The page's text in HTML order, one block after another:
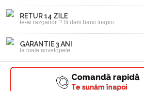
RETUR 14 ZILE
te-ai razgandit ? Iti dam banii inapoi
GARANTIE 3 ANI
la toate anvelopele
Comandă rapidă
Te sunăm înapoi